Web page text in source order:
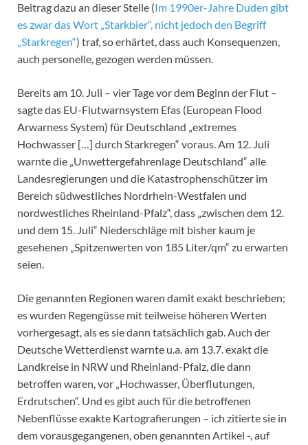
Beitrag dazu an dieser Stelle (Im 1990er-Jahre Duden gibt
es zwar das Wort „Starkbier“, nicht jedoch den Begriff
„Starkregen“) traf, so erhärtet, dass auch Konsequenzen,
auch personelle, gezogen werden müssen.
Bereits am 10. Juli – vier Tage vor dem Beginn der Flut –
sagte das EU-Flutwarnsystem Efas (European Flood
Arwarness System) für Deutschland „extremes
Hochwasser […] durch Starkregen“ voraus. Am 12. Juli
warnte die „Unwettergefahrenlage Deutschland“ alle
Landesregierungen und die Katastrophenschützer im
Bereich südwestliches Nordrhein-Westfalen und
nordwestliches Rheinland-Pfalz“, dass „zwischen dem 12.
und dem 15. Juli“ Niederschläge mit bisher kaum je
gesehenen „Spitzenwerten von 185 Liter/qm“ zu erwarten
seien.
Die genannten Regionen waren damit exakt beschrieben;
es wurden Regengüsse mit teilweise höheren Werten
vorhergesagt, als es sie dann tatsächlich gab. Auch der
Deutsche Wetterdienst warnte u.a. am 13.7. exakt die
Landkreise in NRW und Rheinland-Pfalz, die dann
betroffen waren, vor „Hochwasser, Überflutungen,
Erdrutschen“. Und es gibt auch für die betroffenen
Nebenflüsse exakte Kartografierungen – ich zitierte sie in
dem vorausgegangenen, oben genannten Artikel -, auf